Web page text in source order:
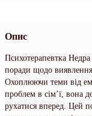
Опис
Психотерапевтка
поради щодо
Охоплюючи теми від
проблем в сім’ї, вона
рухатися вперед. Цей